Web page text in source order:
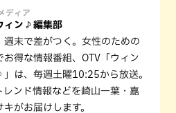
ディア
ィン♪編集部
週末で差がつく。女性のための
お得な情報番組、OTV「ウィン
は、毎週土曜10:25から放送。
レンド情報などを崎山一葉・嘉
がお届けします。